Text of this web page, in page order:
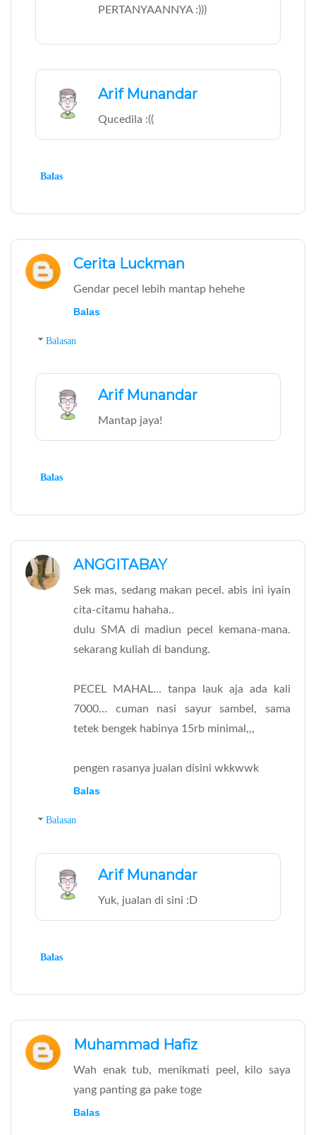
PERTANYAANNYA :)))
Arif Munandar
Qucedila :((
Balas
Cerita Luckman
Gendar pecel lebih mantap hehehe
Balas
Balasan
Arif Munandar
Mantap jaya!
Balas
ANGGITABAY
Sek mas, sedang makan pecel. abis ini iyain
cita-citamu hahaha..
dulu SMA di madiun pecel kemana-mana.
sekarang kuliah di bandung.
PECEL MAHAL... tanpa lauk aja ada kali
7000... cuman nasi sayur sambel, sama
tetek bengek habinya 15rb minimal,,,
pengen rasanya jualan disini wkkwwk
Balas
Balasan
Arif Munandar
Yuk, jualan di sini :D
Balas
Muhammad Hafiz
Wah enak tub, menikmati peel, kilo saya
yang panting ga pake toge
Balas